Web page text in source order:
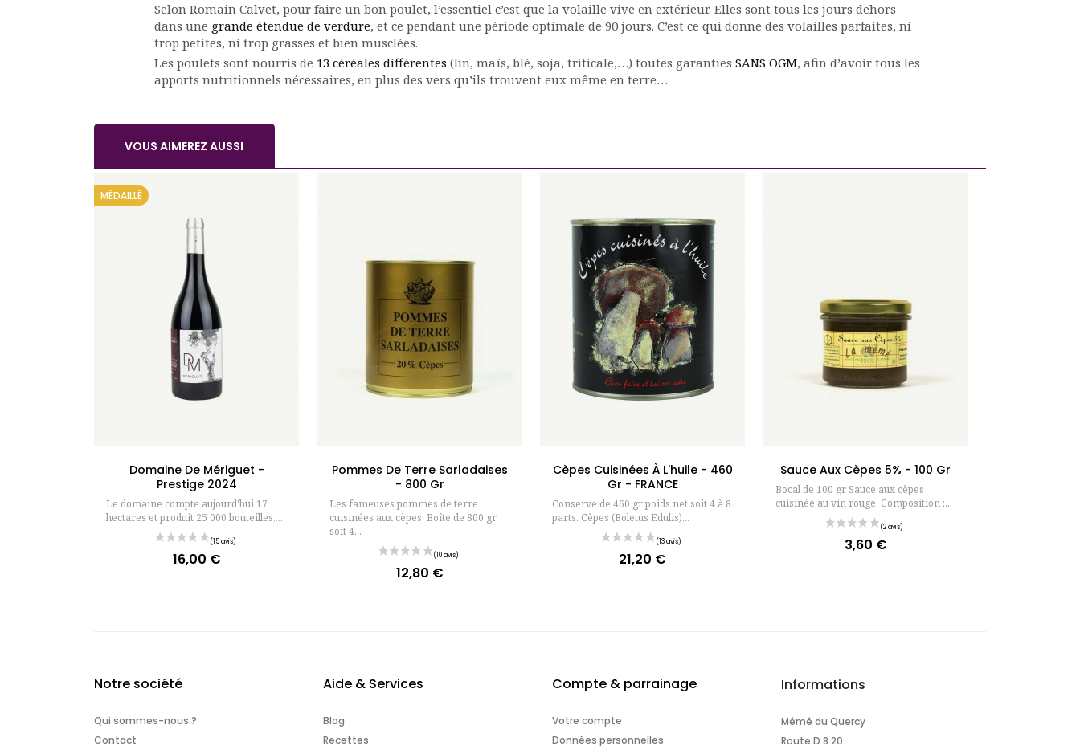
Selon Romain Calvet, pour faire un bon poulet, l’essentiel c’est que la volaille vive en extérieur. Elles sont tous les jours dehors
dans une grande étendue de verdure, et ce pendant une période optimale de 90 jours. C’est ce qui donne des volailles parfaites, ni
trop petites, ni trop grasses et bien musclées.
Les poulets sont nourris de 13 céréales différentes (lin, maïs, blé, soja, triticale,…) toutes garanties SANS OGM, afin d’avoir tous les
apports nutritionnels nécessaires, en plus des vers qu’ils trouvent eux même en terre…
VOUS AIMEREZ AUSSI
Domaine De Mériguet -
Prestige 2024
Le domaine compte aujourd'hui 17
hectares et produit 25 000 bouteilles,...
Prix
16,00 €
MÉDAILLÉ
Pommes De Terre Sarladaises
- 800 Gr
Les fameuses pommes de terre
cuisinées aux cèpes. Boîte de 800 gr
soit 4...
Prix
12,80 €
Cèpes Cuisinées À L'huile - 460
Gr - FRANCE
Conserve de 460 gr poids net soit 4 à 8
parts. Cèpes (Boletus Edulis)...
Prix
21,20 €
Sauce Aux Cèpes 5% - 100 Gr
Bocal de 100 gr Sauce aux cèpes
cuisinée au vin rouge. Composition :...
Prix
3,60 €
Notre société
Qui sommes-nous ?
Contact
Aide & Services
Blog
Recettes
Compte & parrainage
Votre compte
Données personnelles
Informations
Mémé du Quercy
Route D 8 20.